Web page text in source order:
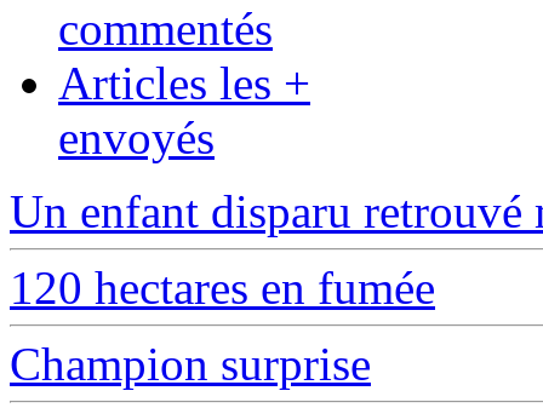
commentés
Articles les +
envoyés
Un enfant disparu retrouvé
120 hectares en fumée
Champion surprise